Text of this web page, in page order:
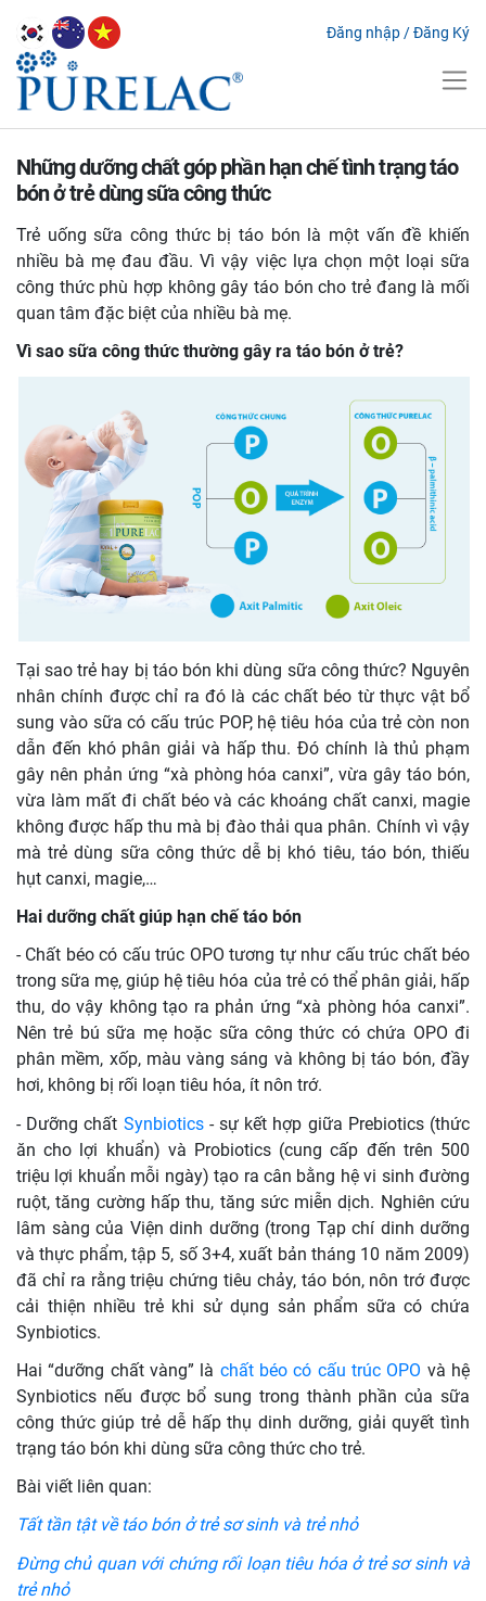
Đăng nhập /Đăng Ký
Những dưỡng chất góp phần hạn chế tình trạng táo
bón ở trẻ dùng sữa công thức
Trẻ uống sữa công thức bị táo bón là một vấn đề khiến
nhiều bà mẹ đau đầu. Vì vậy việc lựa chọn một loại sữa
công thức phù hợp không gây táo bón cho trẻ đang là mối
quan tâm đặc biệt của nhiều bà mẹ.
Vì sao sữa công thức thường gây ra táo bón ở trẻ?
Tại sao trẻ hay bị táo bón khi dùng sữa công thức? Nguyên
nhân chính được chỉ ra đó là các chất béo từ thực vật bổ
sung vào sữa có cấu trúc POP, hệ tiêu hóa của trẻ còn non
dẫn đến khó phân giải và hấp thu. Đó chính là thủ phạm
gây nên phản ứng “xà phòng hóa canxi”, vừa gây táo bón,
vừa làm mất đi chất béo và các khoáng chất canxi, magie
không được hấp thu mà bị đào thải qua phân. Chính vì vậy
mà trẻ dùng sữa công thức dễ bị khó tiêu, táo bón, thiếu
hụt canxi, magie,…
Hai dưỡng chất giúp hạn chế táo bón
- Chất béo có cấu trúc OPO tương tự như cấu trúc chất béo
trong sữa mẹ, giúp hệ tiêu hóa của trẻ có thể phân giải, hấp
thu, do vậy không tạo ra phản ứng “xà phòng hóa canxi”.
Nên trẻ bú sữa mẹ hoặc sữa công thức có chứa OPO đi
phân mềm, xốp, màu vàng sáng và không bị táo bón, đầy
hơi, không bị rối loạn tiêu hóa, ít nôn trớ.
- Dưỡng chất Synbiotics- sự kết hợp giữa Prebiotics (thức
ăn cho lợi khuẩn) và Probiotics (cung cấp đến trên 500
triệu lợi khuẩn mỗi ngày) tạo ra cân bằng hệ vi sinh đường
ruột, tăng cường hấp thu, tăng sức miễn dịch. Nghiên cứu
lâm sàng của Viện dinh dưỡng (trong Tạp chí dinh dưỡng
và thực phẩm, tập 5, số 3+4, xuất bản tháng 10 năm 2009)
đã chỉ ra rằng triệu chứng tiêu chảy, táo bón, nôn trớ được
cải thiện nhiều trẻ khi sử dụng sản phẩm sữa có chứa
Synbiotics.
Hai “dưỡng chất vàng” là chất béo có cấu trúc OPO và hệ
Synbiotics nếu được bổ sung trong thành phần của sữa
công thức giúp trẻ dễ hấp thụ dinh dưỡng, giải quyết tình
trạng táo bón khi dùng sữa công thức cho trẻ.
Bài viết liên quan:
Tất tần tật về táo bón ở trẻ sơ sinh và trẻ nhỏ
Đừng chủ quan với chứng rối loạn tiêu hóa ở trẻ sơ sinh và
trẻ nhỏ